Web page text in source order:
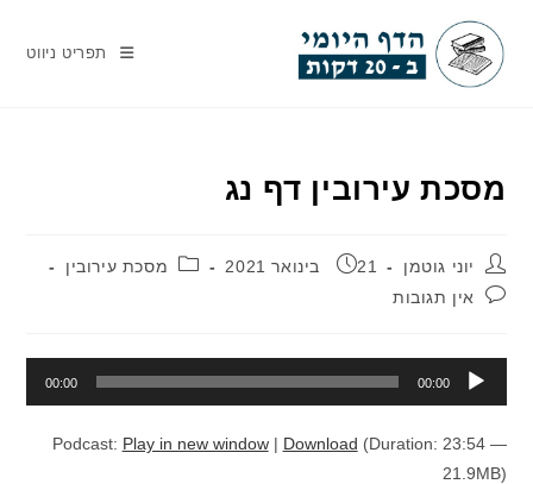
content
תפריט ניווט
מסכת עירובין דף נג
מחבר:יוני גוטמן פורסם:
21 בינואר 2021 קטגוריה:מסכת עירובין
תגובות:אין תגובות
00:00
00:00
Podcast: Play in new window| Download (Duration: 23:54 —
21.9MB)